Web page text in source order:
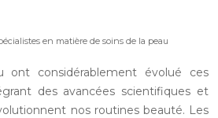
en matière de soins de la peau
ont considérablement évolué ces
des avancées scientifiques et
nos routines beauté. Les